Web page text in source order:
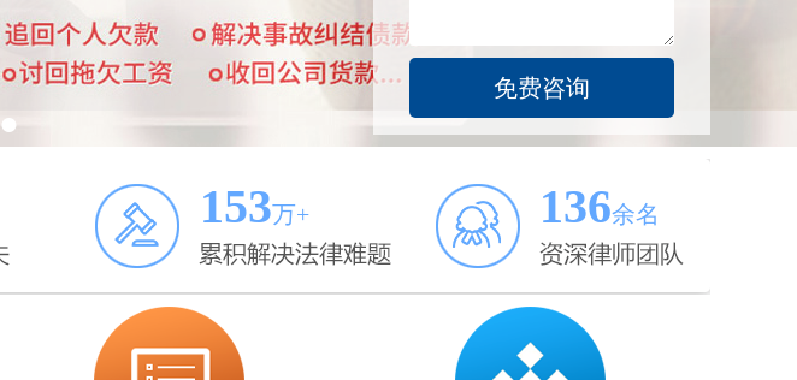
●
153万+ 136余名